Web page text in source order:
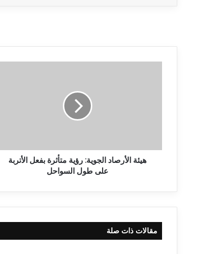
هيئة الأرصاد الجوية: رؤية متأثرة بفعل الأتربة
على طول السواحل
مقالات ذات صلة